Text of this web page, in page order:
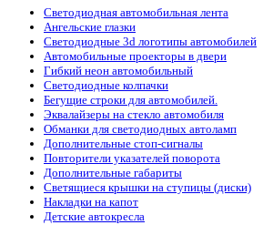
Светодиодная автомобильная лента
Ангельские глазки
Светодиодные 3d логотипы автомобилей
Автомобильные проекторы в двери
Гибкий неон автомобильный
Светодиодные колпачки
Бегущие строки для автомобилей.
Эквалайзеры на стекло автомобиля
Обманки для светодиодных автоламп
Дополнительные стоп-сигналы
Повторители указателей поворота
Дополнительные габариты
Светящиеся крышки на ступицы (диски)
Накладки на капот
Детские автокресла